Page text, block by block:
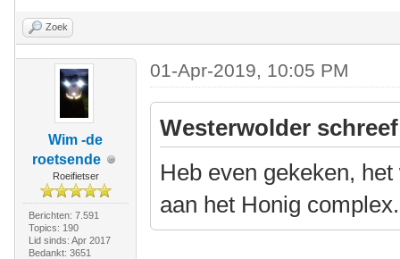
Zoek
Wim -de
roetsende
Roeifietser
Berichten: 7.591
Topics: 190
Lid sinds: Apr 2017
Bedankt: 3651
01-Apr-2019, 10:05 PM
Westerwolder
Heb even gekeken,
aan het Honig